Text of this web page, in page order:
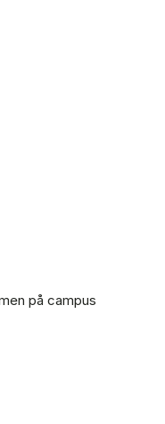
på campus